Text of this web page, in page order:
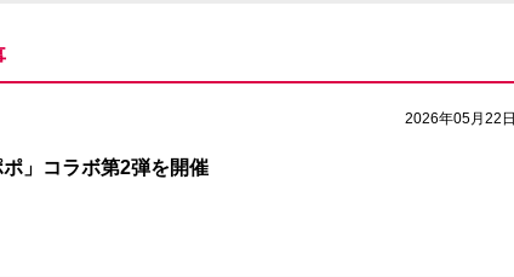
2026年05月22日
」コラボ第2弾を開催